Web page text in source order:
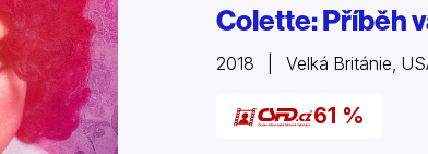
Colette: Příběh
2018 | Velká Británie,
61 %